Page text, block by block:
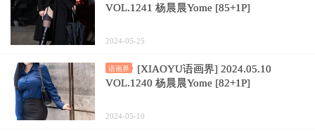
VOL.1241 杨晨晨Yome [85+1P]
2024-05-25
语画界
[XIAOYU语画界] 2024.05.10
VOL.1240 杨晨晨Yome [82+1P]
2024-05-10